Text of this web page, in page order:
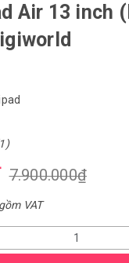
Air 13 inch
7.900.000₫
VAT